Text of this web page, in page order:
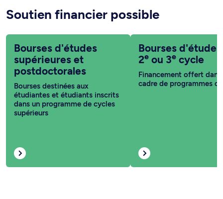
Soutien financier possible
Bourses d'études
supérieures et
postdoctorales
Bourses destinées aux
étudiantes et étudiants inscrits
dans un programme de cycles
supérieurs
Bourses
2e ou 3e cycle
Financement offert dans
cadre de programmes